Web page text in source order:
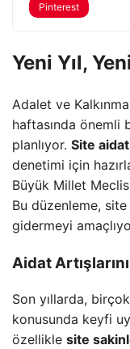
Pinterest
Yeni Yıl,
Adalet ve
haftasında önemli
planlıyor. Site
denetimi için
Büyük Millet
Bu düzenleme, site
gidermeyi
Aidat
Son yıllarda,
konusunda keyfi
özellikle site